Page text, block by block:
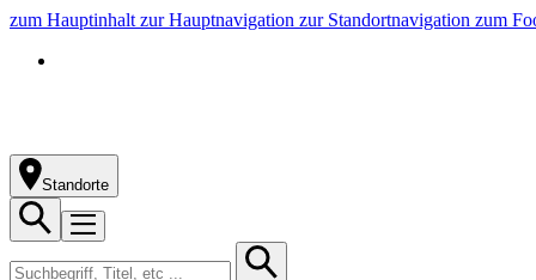
zum Hauptinhalt zur Hauptnavigation zur Standortnavigation zum
Standorte